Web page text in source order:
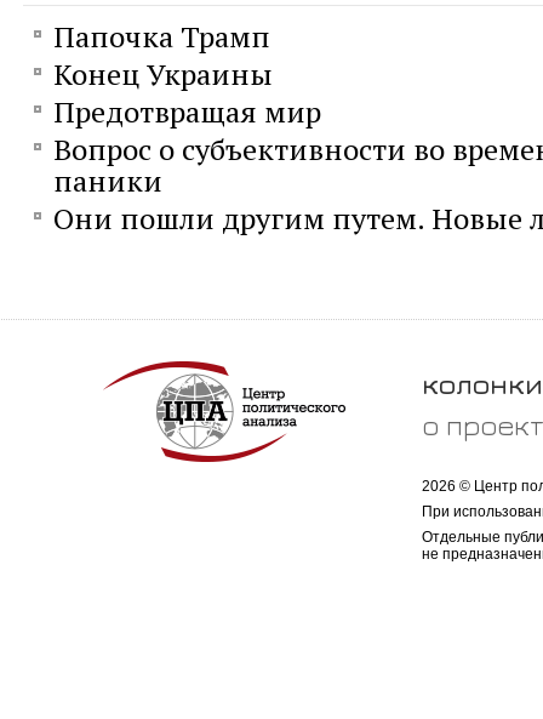
Папочка Трамп
Конец Украины
Предотвращая мир
Вопрос о субъективности во
паники
Они пошли другим путем. Новые
колонки
о
2026 © Центр
При
Отдельные
не